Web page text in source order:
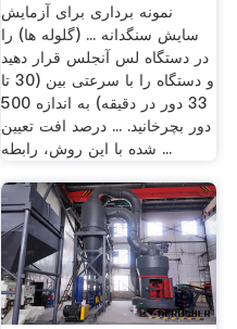
نمونه برداری برای آزمایش
سایش سنگدانه ... (گلوله ها) را
در دستگاه لس آنجلس قرار دهید
و دستگاه را با سرعتی بین (30 تا
33 دور در دقیقه) به اندازه 500
دور بچرخانید. ... درصد افت تعیین
شده با این روش، رابطه ...